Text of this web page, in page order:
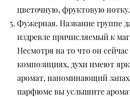
цветочную, фруктовую нотку.
Фужерная. Название группе
издревле причисляемый к
Несмотря на то что он сейчас
композициях, духи имеют
аромат, напоминающий
парфюме вы услышите